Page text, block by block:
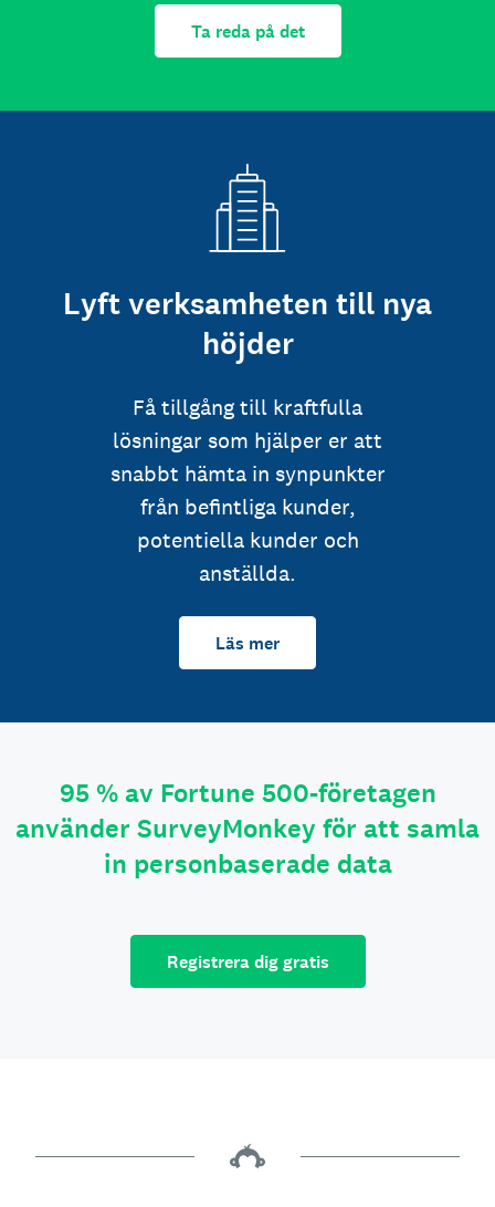
Ta reda på det
Lyft verksamheten till nya
höjder
Få tillgång till kraftfulla
lösningar som hjälper er att
snabbt hämta in synpunkter
från befintliga kunder,
potentiella kunder och
anställda.
Läs mer
95 % av Fortune 500-företagen
använder SurveyMonkey för att samla
in personbaserade data
Registrera dig gratis